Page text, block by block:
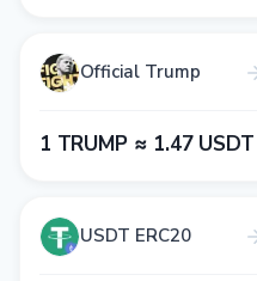
Official Trump
1​ TRUMP ≈ 1​.4​7​ USDT
USDT ERC20